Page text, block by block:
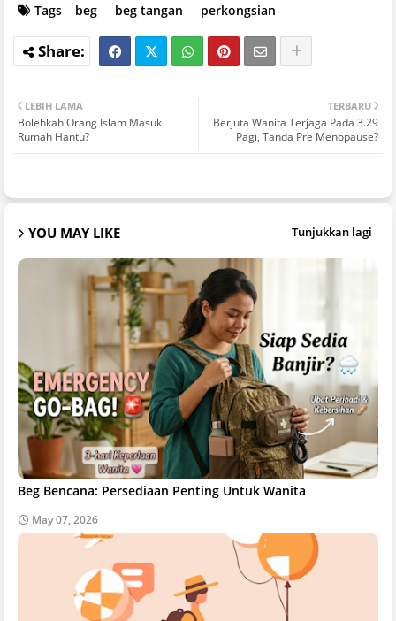
Tags beg beg tangan perkongsian
TERBARU
Berjuta Wanita Terjaga Pada 3.29
Pagi, Tanda Pre Menopause?
LEBIH LAMA
Bolehkah Orang Islam Masuk
Rumah Hantu?
YOU MAY LIKE Tunjukkan lagi
Beg Bencana: Persediaan Penting Untuk Wanita
May 07, 2026